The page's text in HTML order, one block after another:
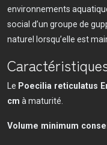
environnements
social d’un groupe de
naturel lorsqu’elle est
Le Poecilia reticulatus
cm à maturité.
Volume minimum